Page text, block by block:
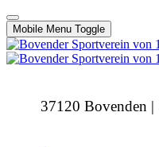
Mobile Menu Toggle
37120 Bovenden